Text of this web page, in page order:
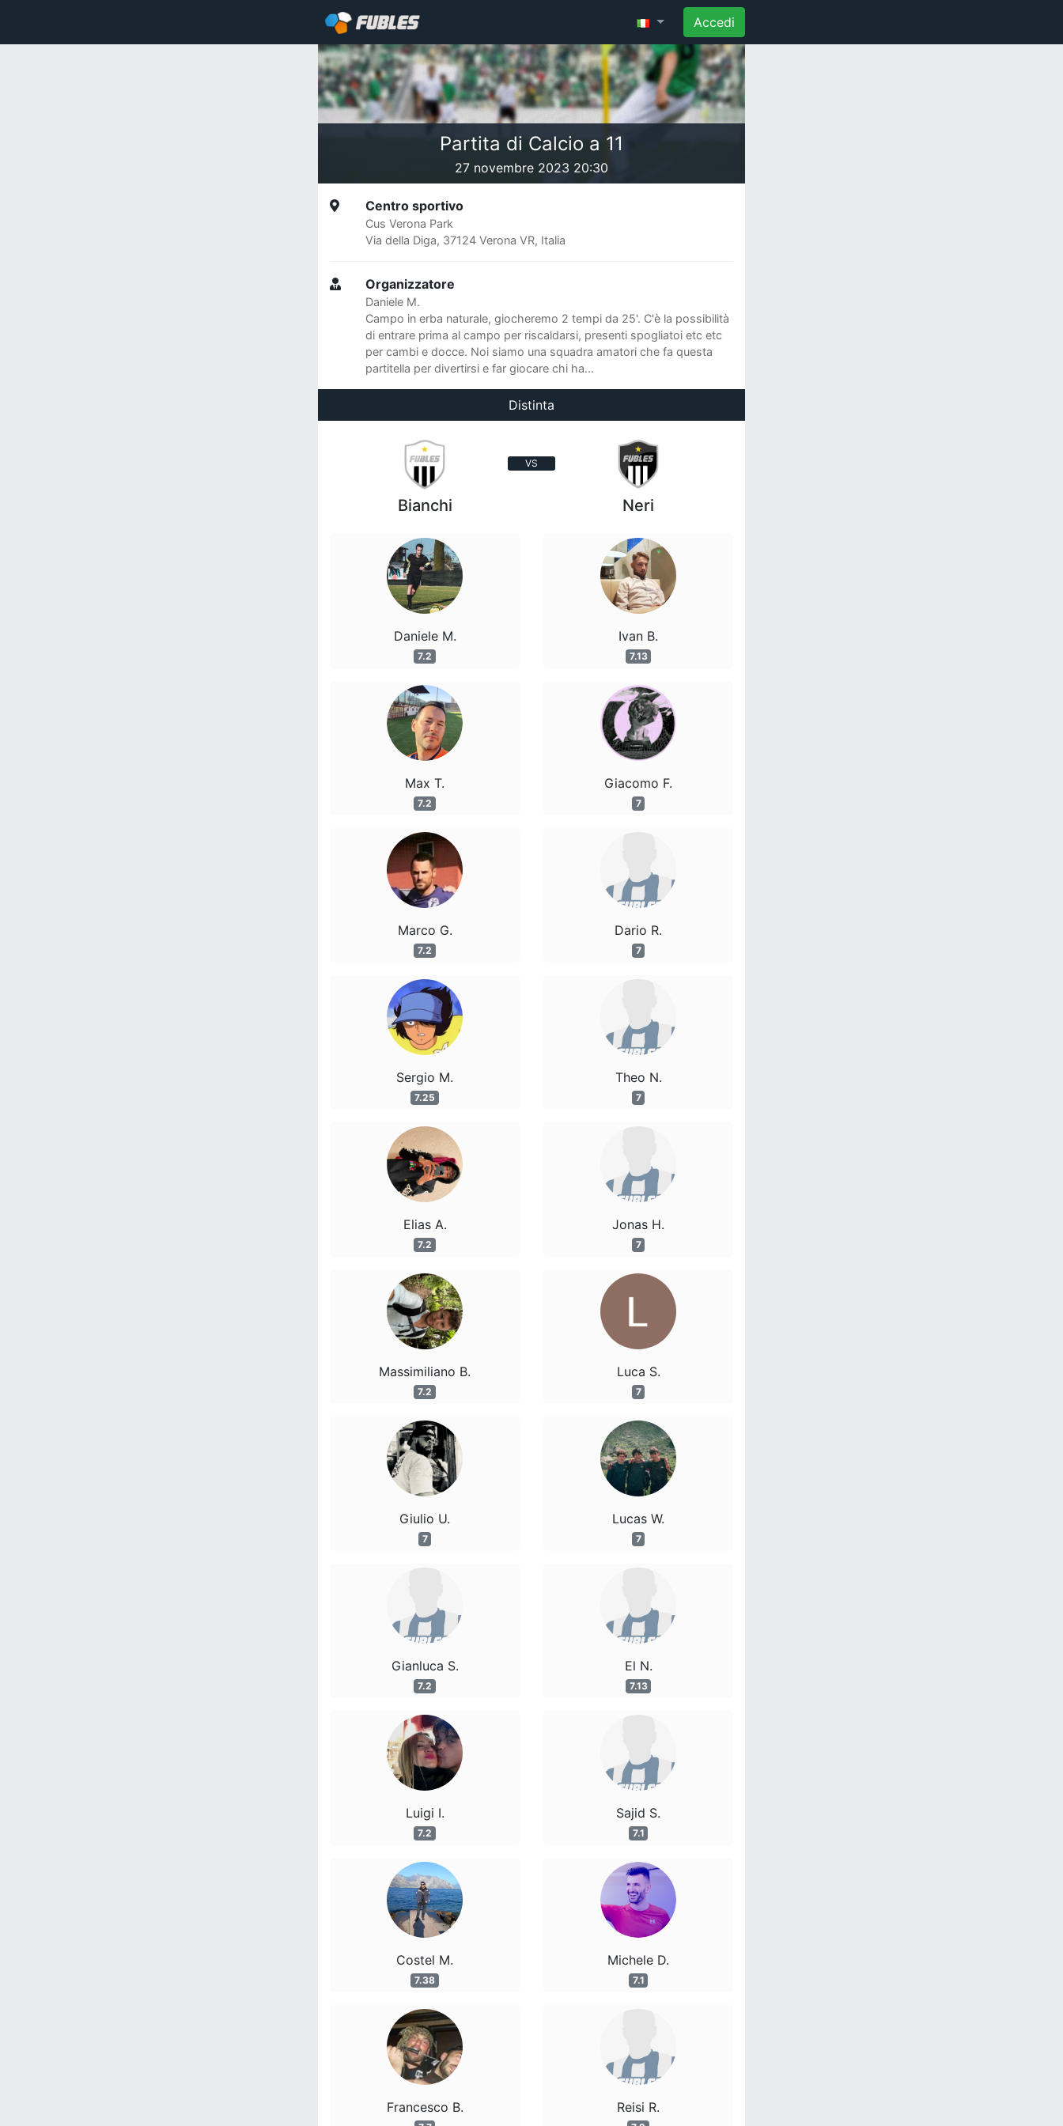
Accedi
Partita di Calcio a 11
27 novembre 2023 20:30
Centro sportivo
Cus Verona Park
Via della Diga, 37124 Verona VR, Italia
Organizzatore
Daniele M.
Campo in erba naturale, giocheremo 2 tempi da 25'. C'è la possibilità
di entrare prima al campo per riscaldarsi, presenti spogliatoi etc etc
per cambi e docce. Noi siamo una squadra amatori che fa questa
partitella per divertirsi e far giocare chi ha...
Distinta
VS
Bianchi
Daniele M.
7.2
Max T.
7.2
Marco G.
7.2
Sergio M.
7.25
Elias A.
7.2
Massimiliano B.
7.2
Giulio U.
7
Gianluca S.
7.2
Luigi I.
7.2
Costel M.
7.38
Francesco B.
Neri
Ivan B.
7.13
Giacomo F.
7
Dario R.
7
Theo N.
7
Jonas H.
7
Luca S.
7
Lucas W.
7
El N.
7.13
Sajid S.
7.1
Michele D.
7.1
Reisi R.